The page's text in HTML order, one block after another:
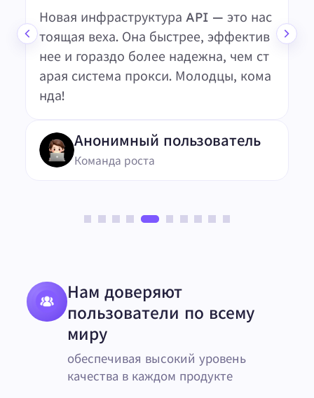
★★★★★
Это обновление действительно сдел
ало разницу. Интеграция API безупр
кнулся с ни одной проблемой. Отлич
ная работа!
Нам доверяют
пользователи по всему
миру
обеспечивая высокий уровень
качества в каждом продукте